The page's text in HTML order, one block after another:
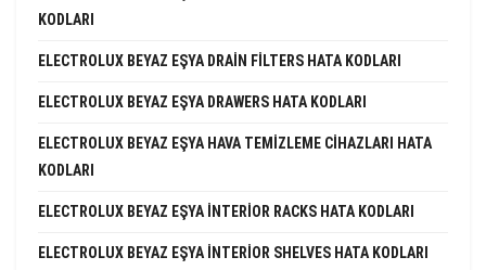
KODLARI
ELECTROLUX BEYAZ EŞYA DRAIN FILTERS HATA KODLARI
ELECTROLUX BEYAZ EŞYA DRAWERS HATA KODLARI
ELECTROLUX BEYAZ EŞYA HAVA TEMIZLEME CIHAZLARI HATA
KODLARI
ELECTROLUX BEYAZ EŞYA INTERIOR RACKS HATA KODLARI
ELECTROLUX BEYAZ EŞYA INTERIOR SHELVES HATA KODLARI